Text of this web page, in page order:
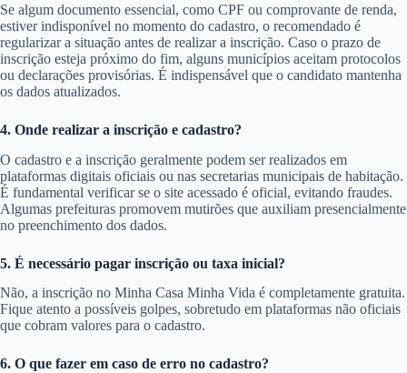
Se algum documento essencial, como CPF ou comprovante de renda,
estiver indisponível no momento do cadastro, o recomendado é
regularizar a situação antes de realizar a inscrição. Caso o prazo de
inscrição esteja próximo do fim, alguns municípios aceitam protocolos
ou declarações provisórias. É indispensável que o candidato mantenha
os dados atualizados.
4. Onde realizar a inscrição e cadastro?
O cadastro e a inscrição geralmente podem ser realizados em
plataformas digitais oficiais ou nas secretarias municipais de habitação.
É fundamental verificar se o site acessado é oficial, evitando fraudes.
Algumas prefeituras promovem mutirões que auxiliam presencialmente
no preenchimento dos dados.
5. É necessário pagar inscrição ou taxa inicial?
Não, a inscrição no Minha Casa Minha Vida é completamente gratuita.
Fique atento a possíveis golpes, sobretudo em plataformas não oficiais
que cobram valores para o cadastro.
6. O que fazer em caso de erro no cadastro?